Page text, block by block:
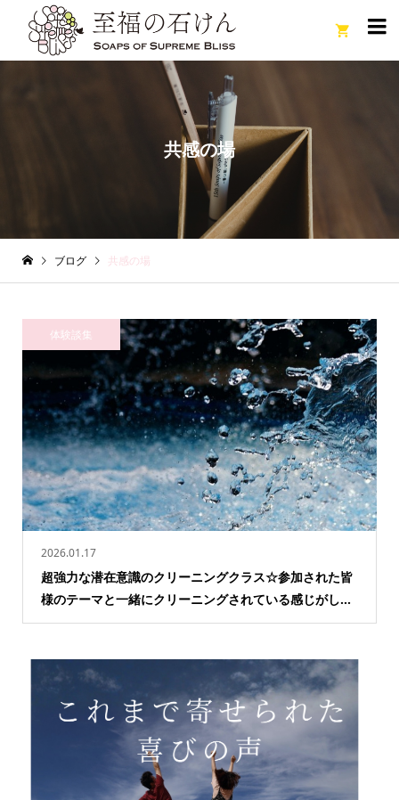

共感の場
ブログ 共感の場
2026.01.17
超強力な潜在意識のクリーニングクラス☆参加された皆
様のテーマと一緒にクリーニングされている感じがし...
体験談集